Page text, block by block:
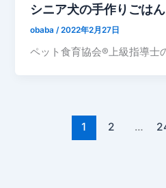
シニア犬の手作りごはん
obaba /2022年2月27日
ペット食育協会®︎上級指導士
1 2 …